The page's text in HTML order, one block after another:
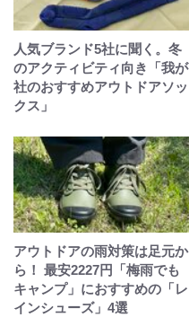
人気ブランド5社に聞く。冬
のアクティビティ向き「我が
社のおすすめアウトドアソッ
クス」
アウトドアの雨対策は足元か
ら！ 最安2227円「梅雨でも
キャンプ」におすすめの「レ
インシューズ」4選